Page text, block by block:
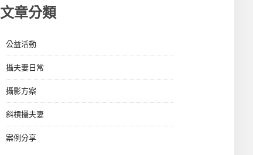
文章分類
公益活動
攝夫妻日常
攝影方案
斜槓攝夫妻
案例分享